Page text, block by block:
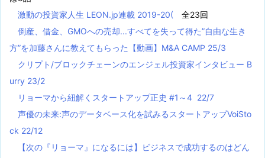
激動の投資家人生 LEON.jp連載 2019-20(
全23回
倒産、借金、GMOへの売却...すべてを失って得た”自由な生き
方”を加藤さんに教えてもらった【動画】M&A CAMP 25/3
クリプト/ブロックチェーンのエンジェル投資家インタビュー B
urry 23/2
リョーマから紐解くスタートアップ正史 #1～4 22/7
声優の未来:声のデータベース化を試みるスタートアップVoiSto
ck 22/12
【次の『リョーマ』になるには】ビジネスで成功するのはどん